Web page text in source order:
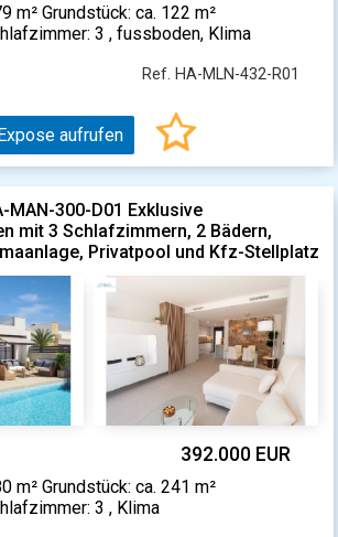
m² Grundstück: ca. 122 m²
3 , fussboden, Klima
Ref. HA-MLN-432-R01
aufrufen
MAN-300-D01 Exklusive
mit 3 Schlafzimmern, 2 Bädern,
Privatpool und Kfz-Stellplatz
392.000 EUR
m² Grundstück: ca. 241 m²
3 , Klima